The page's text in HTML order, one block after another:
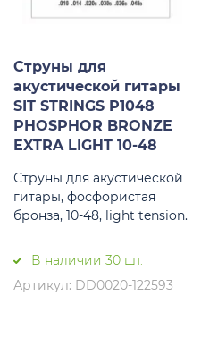
Струны для
акустической гитары
SIT STRINGS P1048
PHOSPHOR BRONZE
EXTRA LIGHT 10-48
Струны для акустической
гитары, фосфористая
бронза, 10-48, light tension.
В наличии 30 шт.
Артикул: DD0020-122593